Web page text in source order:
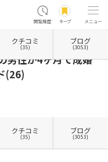
閲覧履歴 キープ メニュー
マイル 成婚者エピソード一覧 成婚者エ
男性が4ヶ月で成婚
(26)
クチコミ
(35)
ブログ
(3053)
クチコミ
(35)
ブログ
(3053)